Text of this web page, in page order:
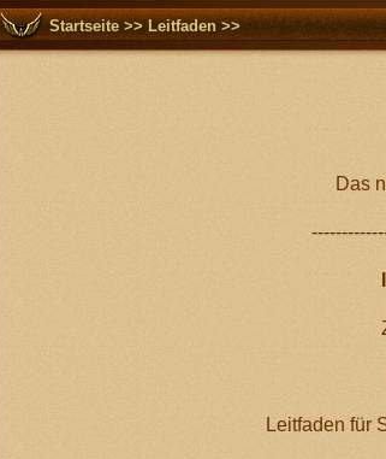
Startseite >> Leitfaden >>
Das
Leitfaden für